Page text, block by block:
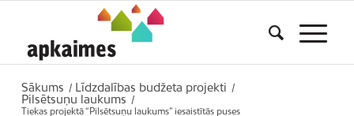
Sākums / Līdzdalības budžeta projekti /
Pilsētsuņu laukums
/
Tiekas projektā “Pilsētsuņu laukums” iesaistītās puses